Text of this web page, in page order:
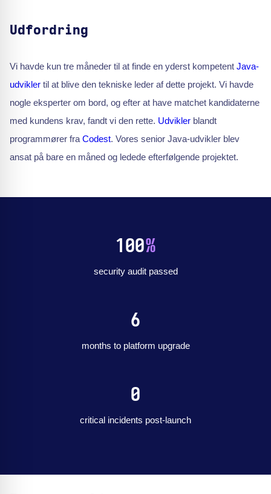
Udfordring
Vi havde kun tre måneder til at finde en yderst kompetent Java-
udvikler til at blive den tekniske leder af dette projekt. Vi havde
nogle eksperter om bord, og efter at have matchet kandidaterne
med kundens krav, fandt vi den rette. Udvikler blandt
programmører fra Codest. Vores senior Java-udvikler blev
ansat på bare en måned og ledede efterfølgende projektet.
100%
security audit passed
6
months to platform upgrade
0
critical incidents post-launch